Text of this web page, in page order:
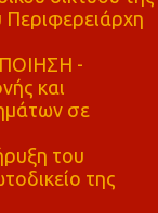
-
και
σε
του
της